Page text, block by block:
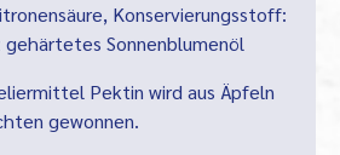
Konservierungsstoff:
gehärtetes Sonnenblumenöl
Pektin wird aus Äpfeln
gewonnen.